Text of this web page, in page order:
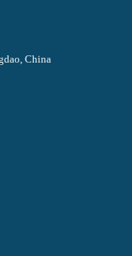
China